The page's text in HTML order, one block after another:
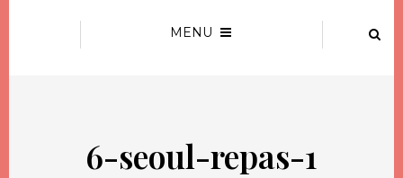
MENU
6-seoul-repas-1